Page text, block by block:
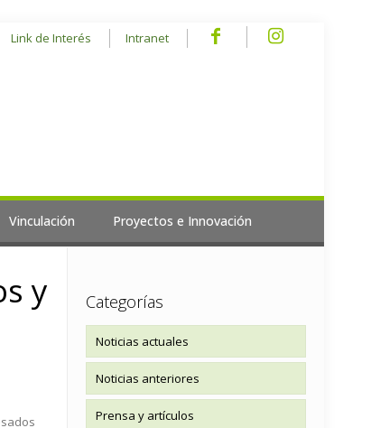
Link de Interés Intranet
Vinculación Proyectos e Innovación
y Categorías
Noticias actuales
Noticias anteriores
Prensa y artículos